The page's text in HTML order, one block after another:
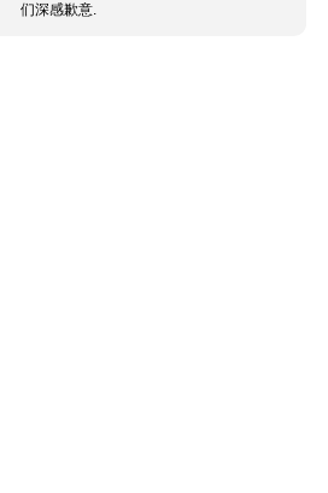
们深感歉意.